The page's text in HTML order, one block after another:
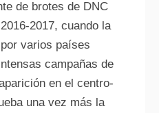
de brotes de DNC
2017, cuando la
varios países
campañas de
en el centro-
una vez más la